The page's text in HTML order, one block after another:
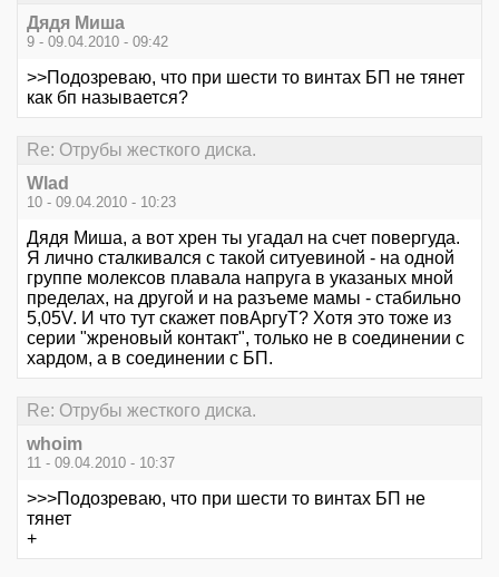
Дядя Миша
9 - 09.04.2010 - 09:42
>>Подозреваю, что при шести то винтах БП не тянет
как бп называется?
Re: Отрубы жесткого диска.
Wlad
10 - 09.04.2010 - 10:23
Дядя Миша, а вот хрен ты угадал на счет повергуда.
Я лично сталкивался с такой ситуевиной - на одной
группе молексов плавала напруга в указаных мной
пределах, на другой и на разъеме мамы - стабильно
5,05V. И что тут скажет повАргуТ? Хотя это тоже из
серии "жреновый контакт", только не в соединении с
хардом, а в соединении с БП.
Re: Отрубы жесткого диска.
whoim
11 - 09.04.2010 - 10:37
>>>Подозреваю, что при шести то винтах БП не
тянет
+